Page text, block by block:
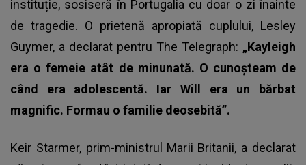
instituție, sosiseră în Portugalia cu doar o zi înainte
de tragedie. O prietenă apropiată cuplului, Lesley
Guymer, a declarat pentru The Telegraph: „Kayleigh
era o femeie atât de minunată. O cunoșteam de
când era adolescentă. Iar Will era un bărbat
magnific. Formau o familie deosebită”.
Keir Starmer, prim-ministrul Marii Britanii, a declarat